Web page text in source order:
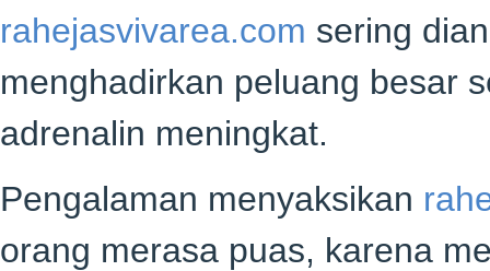
rahejasvivarea.com sering
menghadirkan peluang besar
adrenalin meningkat.
Pengalaman menyaksikan
orang merasa puas, karena